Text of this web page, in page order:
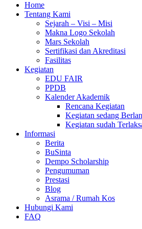
Home
Tentang Kami
Sejarah – Visi – Misi
Makna Logo Sekolah
Mars Sekolah
Sertifikasi dan Akreditasi
Fasilitas
Kegiatan
EDU FAIR
PPDB
Kalender Akademik
Rencana Kegiatan
Kegiatan sedang
Kegiatan sudah
Informasi
Berita
BuSinta
Dempo Scholarship
Pengumuman
Prestasi
Blog
Asrama / Rumah Kos
Hubungi Kami
FAQ